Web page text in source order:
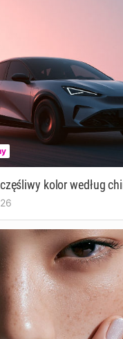
kolor według